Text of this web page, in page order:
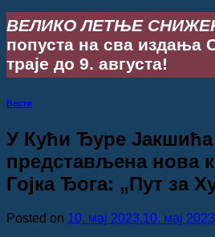
ВЕЛИКО ЛЕТЊЕ
попуста на сва издања
траје до 9. августа!
Вести
У Кући Ђуре Јакшића
представљена нова
Гојка Ђога: „Пут за
Posted on 10. мај 2023.10. мај